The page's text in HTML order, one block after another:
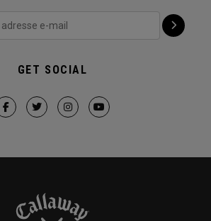
GET SOCIAL